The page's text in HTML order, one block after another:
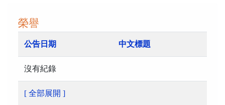
榮譽
公告日期 中文標題
沒有紀錄
[ 全部展開 ]